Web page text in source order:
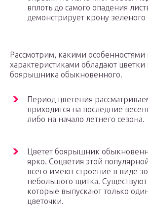
вплоть до самого опадения
демонстрирует крону зеленого
Рассмотрим, какими
характеристиками обладают
боярышника обыкновенного.
Период цветения
приходится на последние
либо на начало летнего сезона.
Цветет боярышник
ярко. Соцветия этой
всего имеют строение в виде
небольшого щитка.
которые выпускают только
цветочки.